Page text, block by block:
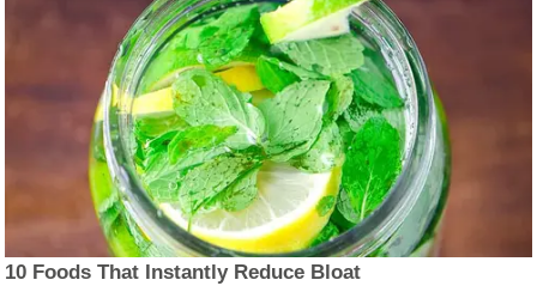
10 Foods That Instantly Reduce Bloat